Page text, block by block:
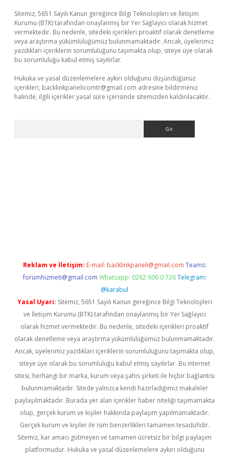
Sitemiz, 5651 Sayılı Kanun gereğince Bilgi Teknolojileri ve İletişim
Kurumu (BTK) tarafından onaylanmış bir Yer Sağlayıcı olarak hizmet
vermektedir. Bu nedenle, sitedeki içerikleri proaktif olarak denetleme
veya araştırma yükümlülüğümüz bulunmamaktadır. Ancak, üyelerimiz
yazdıkları içeriklerin sorumluluğunu taşımakta olup, siteye üye olarak
bu sorumluluğu kabul etmiş sayılırlar.
Hukuka ve yasal düzenlemelere aykırı olduğunu düşündüğünüz
içerikleri, backlinkpanelicomtr@gmail.com adresine bildirmeniz
halinde, ilgili içerikler yasal süre içerisinde sitemizden kaldırılacaktır.
Reklam ve İletişim: E-mail: backlinkpaneli@gmail.com Teams:
forumhizmeti@gmail.com Whatsapp: 0262 606 0 726 Telegram:
@karabul
Yasal Uyarı: Sitemiz, 5651 Sayılı Kanun gereğince Bilgi Teknolojileri
ve İletişim Kurumu (BTK) tarafından onaylanmış bir Yer Sağlayıcı
olarak hizmet vermektedir. Bu nedenle, sitedeki içerikleri proaktif
olarak denetleme veya araştırma yükümlülüğümüz bulunmamaktadır.
Ancak, üyelerimiz yazdıkları içeriklerin sorumluluğunu taşımakta olup,
siteye üye olarak bu sorumluluğu kabul etmiş sayılırlar. Bu internet
sitesi, herhangi bir marka, kurum veya şahıs şirketi ile hiçbir bağlantısı
bulunmamaktadır. Sitede yalnızca kendi hazırladığımız makaleler
paylaşılmaktadır. Burada yer alan içerikler haber niteliği taşımamakta
olup, gerçek kurum ve kişiler hakkında paylaşım yapılmamaktadır.
Gerçek kurum ve kişiler ile isim benzerlikleri tamamen tesadüfidir.
Sitemiz, kar amacı gütmeyen ve tamamen ücretsiz bir bilgi paylaşım
platformudur. Hukuka ve yasal düzenlemelere aykırı olduğunu